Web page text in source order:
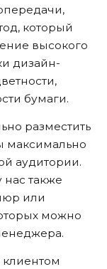
который
высокого
дизайн-
бумаги.
разместить
максимально
аудитории.
нас также
или
можно
клиентом